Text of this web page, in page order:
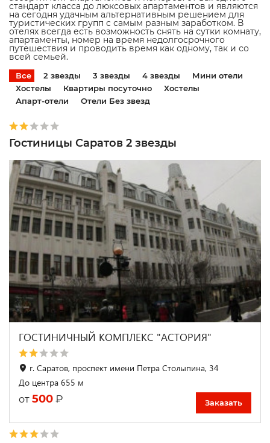
стандарт класса до люксовых апартаментов и являются
на сегодня удачным альтернативным решением для
туристических групп с самым разным заработком. В
отелях всегда есть возможность снять на сутки комнату,
апартаменты, номер на время недолгосрочного
путешествия и проводить время как одному, так и со
всей семьей.
Все 2 звезды 3 звезды 4 звезды
Мини отели
Хостелы
Квартиры посуточно
Хостелы
Апарт-отели
Отели Без звезд
Гостиницы Саратов 2 звезды
ГОСТИНИЧНЫЙ КОМПЛЕКС "АСТОРИЯ"
г. Саратов, проспект имени Петра Столыпина, 34
До центра 655 м
от 500 ₽ Заказать